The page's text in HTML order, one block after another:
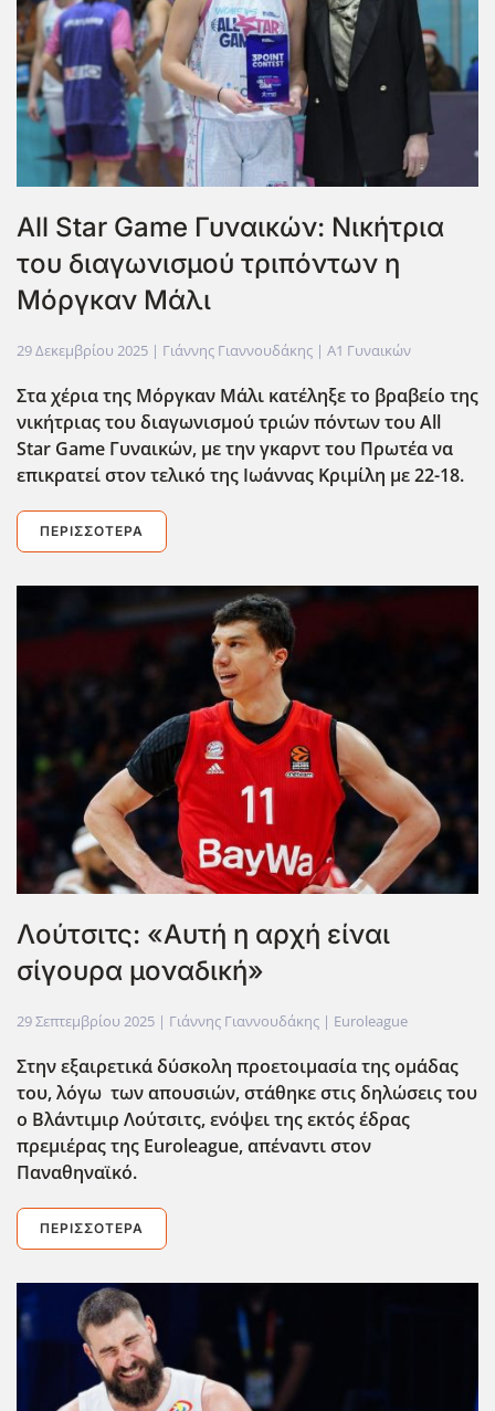
All Star Game Γυναικών: Νικήτρια
του διαγωνισμού τριπόντων η
Μόργκαν Μάλι
29 Δεκεμβρίου 2025 | Γιάννης Γιαννουδάκης | Α1 Γυναικών
Στα χέρια της Μόργκαν Μάλι κατέληξε το βραβείο της
νικήτριας του διαγωνισμού τριών πόντων του All
Star Game Γυναικών, με την γκαρντ του Πρωτέα να
επικρατεί στον τελικό της Ιωάννας Κριμίλη με 22-18.
ΠΕΡΙΣΣΌΤΕΡΑ
Λούτσιτς: «Αυτή η αρχή είναι
σίγουρα μοναδική»
29 Σεπτεμβρίου 2025 | Γιάννης Γιαννουδάκης | Euroleague
Στην εξαιρετικά δύσκολη προετοιμασία της ομάδας
του, λόγω των απουσιών, στάθηκε στις δηλώσεις του
ο Βλάντιμιρ Λούτσιτς, ενόψει της εκτός έδρας
πρεμιέρας της Euroleague, απέναντι στον
Παναθηναϊκό.
ΠΕΡΙΣΣΌΤΕΡΑ